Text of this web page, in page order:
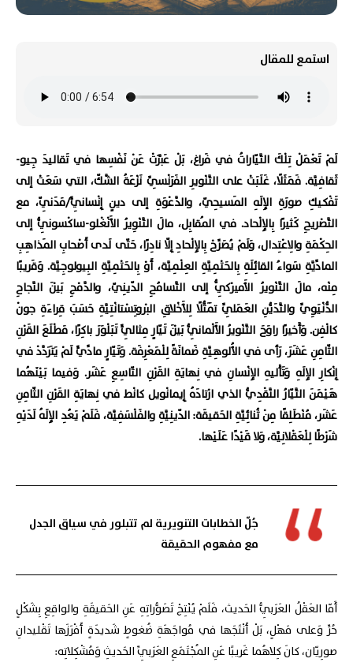
استمع للمقال
لَمْ تَعْمَلْ تِلْكَ التَّيّاراتُ في فَراغ، بَلْ عَبَّرَتْ عَنْ نَفْسِها في تَقاليدَ جِيو-
ثَقافِيَّة. فَمَثَلًا، غَلَبَتْ على التَّنْويرِ الفَرَنْسِيِّ نَزْعَةُ الشَّكّ، التي سَعَتْ إلى
تَفْكيكِ صورَةِ الإِلَهِ المَسيحِيّ، والدَّعْوَةِ إلى دينٍ إِنْسانِيٍّ/مَدَنِيّ، مع
التَّصْريحِ كَثيرًا بِالإِلْحاد. في المُقابِل، مالَ التَّنْوِيرُ الأَنْغْلو-ساكْسونِيُّ إلى
الحِكْمَةِ والِاعْتِدال، وَلَمْ يُصَرِّحْ بِالإِلْحادِ إِلّا نادِرًا، حَتّى لَدى أَصْحابِ المَذاهِبِ
المادِّيَّةِ سَواءُ القائِلَةِ بِالحَتْمِيَّةِ العِلْمِيَّة، أَوْ بِالحَتْمِيَّةِ البِيولوجِيَّة. وَقَريبًا
مِنْه، مالَ التَّنْويرُ الأَميرْكِيُّ إلى التَّسامُحِ الدّينِيّ، والدَّمْجِ بَيْنَ النَّجاحِ
الدُّنْيَوِيِّ والتَّدَيُّنِ العَمَلِيِّ تَمَثُّلًا لِلأَخْلاقِ البْروتِسْتانْتِيَّةِ حَسَبَ قِراءَةِ جونْ
كالْفِن. وَأَخيرًا راوَحَ التَّنْويرُ الأَلْمانِيُّ بَيْنَ تَيّارٍ مِثالِيٍّ تَبَلْوَرَ باكِرًا، مَطْلَعَ القَرْنِ
الثّامِنِ عَشَرَ، رَأى في الأُلوهِيَّةِ ضَمانَةً لِلْمَعْرِفَة. وَتَيّارٍ مادِّيٍّ لَمْ يَتَرَدَّدْ في
إِنْكارِ الإِلَهِ وَتَأْليهِ الإِنْسانِ في نِهايَةِ القَرْنِ التّاسِعِ عَشَر. وَفيما بَيْنَهُما
هَيْمَنَ التَّيّارُ النَّقْدِيُّ الذي ارْتادَهُ إِيمانْويل كانْط في نِهايَةِ القَرْنِ الثّامِنِ
عَشَر، مُنْطَلِقًا مِنْ ثُنائِيَّةِ الحَقيقَة: الدّينِيَّةِ والفَلْسَفِيَّة، فَلَمْ يَعُدِ الإِلَهُ لَدَيْهِ
شَرْطًا لِلْعَقْلانِيَّة، وَلا قَيْدًا عَلَيْها.
جُلّ الخطابات التنويرية لم تتبلور في سياق الجدل
مع مفهوم الحقيقة
أَمّا العَقْلُ العَرَبِيُّ الحَديث، فَلَمْ يُنْتِجْ تَصَوُّراتِهِ عَنِ الحَقيقَةِ والواقِعِ بِشَكْلٍ
حُرٍّ وَعلى مَهْلٍ، بَلْ أَنْتَجَها في مُواجَهَةِ ضُغوطٍ شَديدَةٍ أَفْرَزَها تَقْليدانِ
صورِيّان، كانَ كِلاهُما غَريبًا عَنِ المُجْتَمَعِ العَرَبِيِّ الحَديثِ وَمُشْكِلاتِه: